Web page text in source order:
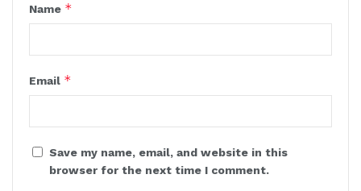
Name *
Email *
Save my name, email, and website in this
browser for the next time I comment.